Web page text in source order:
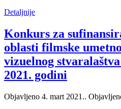
Detaljnije
Konkurs za
oblasti filmske
vizuelnog
2021. godini
Objavljeno 4. mart 2021..